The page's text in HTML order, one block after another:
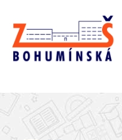
ZŠ
Bohumínská
72